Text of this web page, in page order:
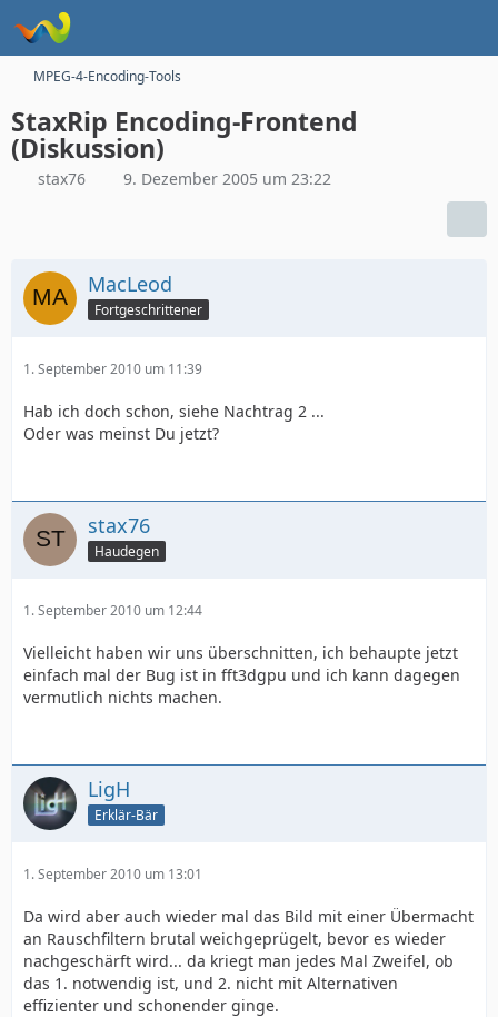
MPEG-4-Encoding-Tools
StaxRip Encoding-Frontend
(Diskussion)
stax76 9. Dezember 2005 um 23:22
MacLeod
Fortgeschrittener
1. September 2010 um 11:39
Hab ich doch schon, siehe Nachtrag 2 ...
Oder was meinst Du jetzt?
stax76
Haudegen
1. September 2010 um 12:44
Vielleicht haben wir uns überschnitten, ich behaupte jetzt
einfach mal der Bug ist in fft3dgpu und ich kann dagegen
vermutlich nichts machen.
LigH
Erklär-Bär
1. September 2010 um 13:01
Da wird aber auch wieder mal das Bild mit einer Übermacht
an Rauschfiltern brutal weichgeprügelt, bevor es wieder
nachgeschärft wird... da kriegt man jedes Mal Zweifel, ob
das 1. notwendig ist, und 2. nicht mit Alternativen
effizienter und schonender ginge.